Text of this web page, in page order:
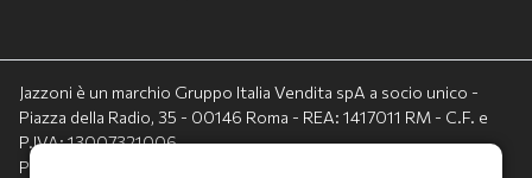
Jazzoni è un marchio Gruppo Italia Vendita spA a socio unico -
Piazza della Radio, 35 - 00146 Roma - REA: 1417011 RM - C.F. e
P.IVA: 13007321006
PEC: italiavenditauto@legalmail.it - Capitale sociale: